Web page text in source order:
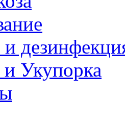
и
и Укупорка